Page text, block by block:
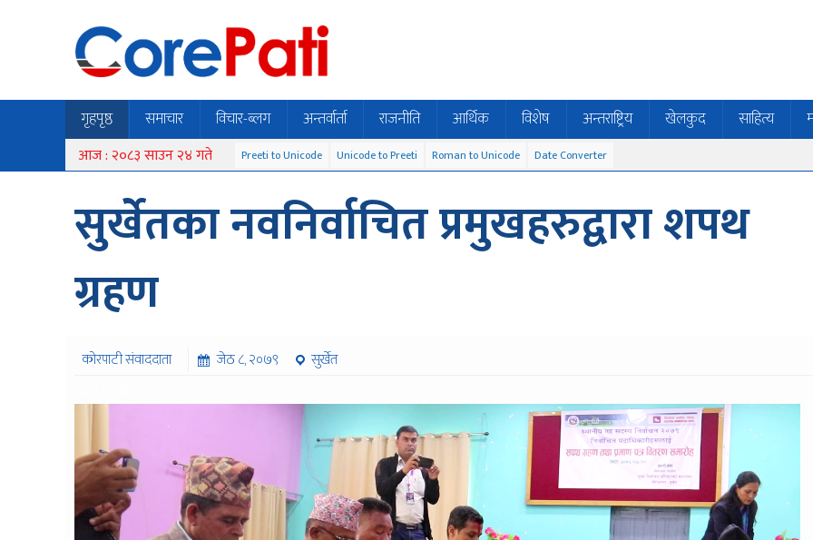
गृहपृष्ठ समाचार विचार-ब्लग अन्तर्वार्ता राजनीति आर्थिक विशेष अन्तराष्ट्रिय खेलकुद साहित्य
आज : २०८३ साउन २४ गते Preeti to Unicode Unicode to Preeti Roman to Unicode Date Converter
सुर्खेतका नवनिर्वाचित प्रमुखहरुद्वारा शपथ
ग्रहण
कोरपाटी संवाददाता जेठ ८, २०७९
सुर्खेत